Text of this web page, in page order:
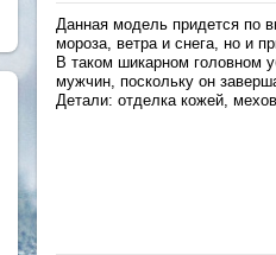
Данная модель придется по
мороза, ветра и снега, но и
В таком шикарном головном
мужчин, поскольку он
Детали: отделка кожей,